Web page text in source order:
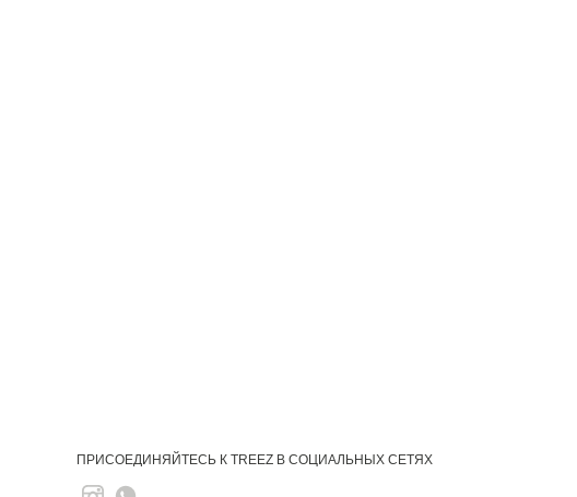
ПРИСОЕДИНЯЙТЕСЬ К TREEZ В СОЦИАЛЬНЫХ СЕТЯХ